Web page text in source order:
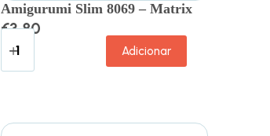
Amigurumi Slim 8069 – Matrix
€3.80
Adicionar